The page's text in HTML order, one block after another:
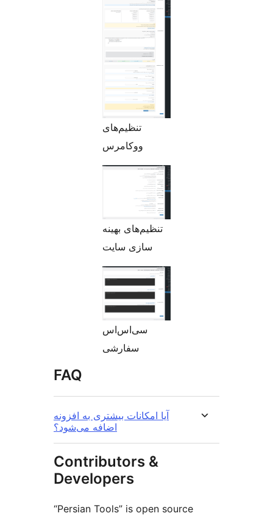
تنظیم‌های
ووکامرس
تنظیم‌های بهینه
سازی سایت
سی‌اس‌اس
سفارشی
FAQ
آیا امکانات بیشتری به افزونه
اضافه می‌شود؟
Contributors &
Developers
“Persian Tools” is open source